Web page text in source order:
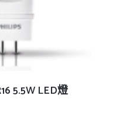
內容5.5W LED燈